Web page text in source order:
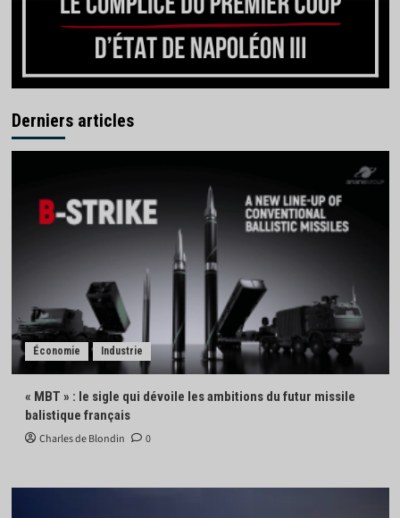
Derniers articles
Économie Industrie
« MBT » : le sigle qui dévoile les ambitions du futur missile
balistique français
Charles de Blondin 0